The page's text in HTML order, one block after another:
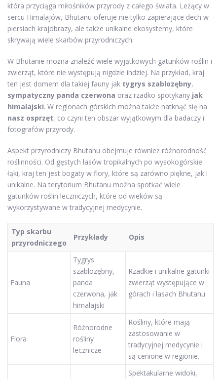
która przyciąga miłośników przyrody z całego świata. Leżący w
sercu Himalajów, Bhutanu oferuje nie tylko zapierające dech w
piersiach krajobrazy, ale także unikalne ekosystemy, które
skrywają wiele skarbów przyrodniczych.
W Bhutanie można znaleźć wiele wyjątkowych gatunków roślin i
zwierząt, które nie występują nigdzie indziej. Na przykład, kraj
ten jest domem dla takiej fauny jak tygrys szablozębny,
sympatyczny panda czerwona oraz rzadko spotykany jak
himalajski. W regionach górskich można także natknąć się na
nasz osprzęt, co czyni ten obszar wyjątkowym dla badaczy i
fotografów przyrody.
Aspekt przyrodniczy Bhutanu obejmuje również różnorodność
roślinności. Od gęstych lasów tropikalnych po wysokogórskie
łąki, kraj ten jest bogaty w flory, które są zarówno piękne, jak i
unikalne. Na terytorium Bhutanu można spotkać wiele
gatunków roślin leczniczych, które od wieków są
wykorzystywane w tradycyjnej medycynie.
Typ skarbu
przyrodniczego
Przykłady Opis
Fauna
Tygrys
szablozębny,
panda
czerwona, jak
himalajski
Rzadkie i unikalne gatunki
zwierząt występujące w
górach i lasach Bhutanu.
Flora
Różnorodne
rośliny
lecznicze
Rośliny, które mają
zastosowanie w
tradycyjnej medycynie i
są cenione w regionie.
Spektakularne widoki,